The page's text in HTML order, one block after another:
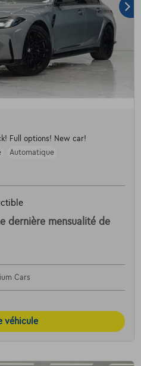
Full options! New car!
Automatique
dernière mensualité de
Cars
véhicule